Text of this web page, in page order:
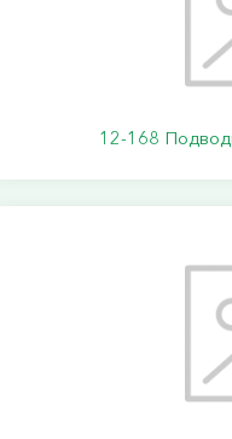
12-168